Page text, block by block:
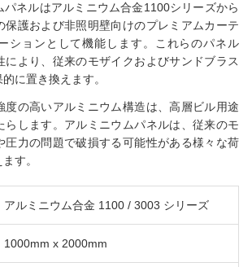
パネルはアルミニウム合金1100シリーズから
保護および非照明壁向けのプレミアムカーテ
ションとして機能します。これらのパネル
により、従来のモザイクおよびサンドブラス
に置き換えます。
度の高いアルミニウム構造は、高層ビル用途
らします。アルミニウムパネルは、従来のモ
圧力の問題で破損する可能性がある様々な荷
す。
アルミニウム合金 1100 / 3003 シリーズ
1000mm x 2000mm